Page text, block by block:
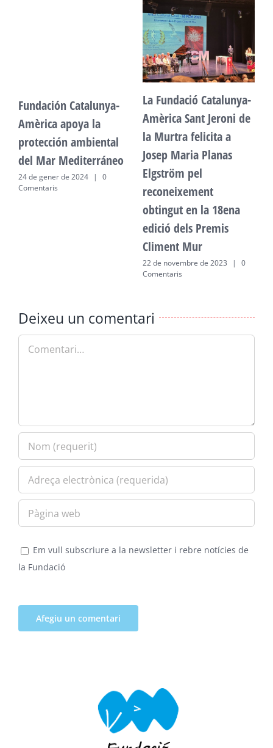
Fundación Catalunya-
Amèrica apoya la
protección ambiental
del Mar Mediterráneo
24 de gener de 2024 |
0
Comentaris
La Fundació Catalunya-
Amèrica Sant Jeroni de
la Murtra felicita a
Josep Maria Planas
Elgström pel
reconeixement
obtingut en la 18ena
edició dels Premis
Climent Mur
22 de novembre de 2023 |
0
Comentaris
Deixeu un comentari
Em vull subscriure a la newsletter i rebre notícies de
la Fundació